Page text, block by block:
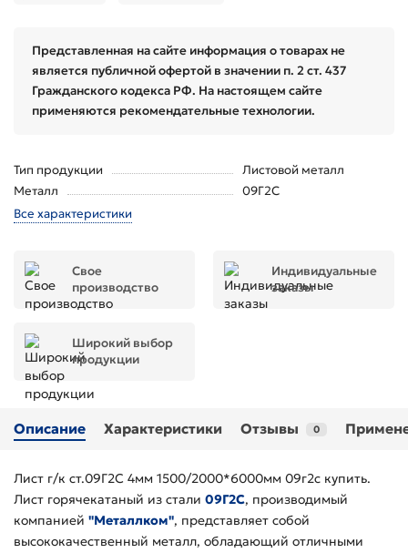
Представленная на сайте информация о товарах не
является публичной офертой в значении п. 2 ст. 437
Гражданского кодекса РФ. На настоящем сайте
применяются рекомендательные технологии.
Тип продукции
Листовой металл
Металл
09Г2С
Все характеристики
Свое
производство
Индивидуальные
заказы
Широкий выбор
продукции
Описание Характеристики Отзывы 0
Лист г/к ст.09Г2С 4мм 1500/2000*6000мм 09г2с купить.
Лист горячекатаный из стали 09Г2С, производимый
компанией "Металлком", представляет собой
высококачественный металл, обладающий отличными